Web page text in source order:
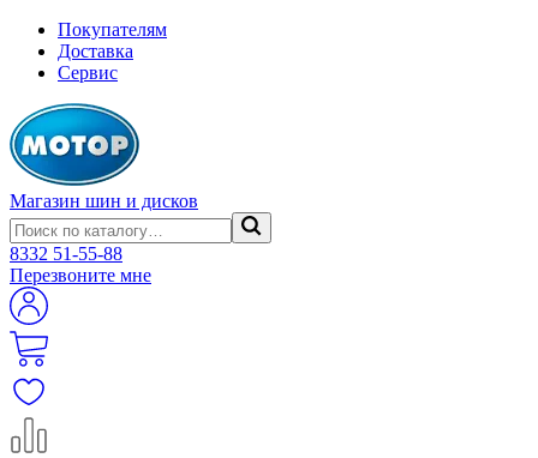
Покупателям
Доставка
Сервис
Магазин шин и дисков
8332 51-55-88
Перезвоните мне